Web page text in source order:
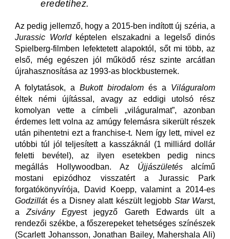
eredetihez.
Az pedig jellemző, hogy a 2015-ben indított új széria, a
Jurassic Worldképtelen elszakadni a legelső dinós
Spielberg-filmben lefektetett alapoktól, sőt mi több, az
első, még egészen jól működő rész szinte arcátlan
újrahasznosítása az 1993-as blockbusternek.
A folytatások, a Bukott birodalom és a Világuralom
éltek némi újítással, avagy az eddigi utolsó rész
komolyan vette a címbeli „világuralmat”, azonban
érdemes lett volna az amúgy felemásra sikerült részek
után pihentetni ezt a franchise-t. Nem így lett, mivel ez
utóbbi túl jól teljesített a kasszáknál (1 milliárd dollár
feletti bevétel), az ilyen esetekben pedig nincs
megállás Hollywoodban. Az Újjászületésalcímű
mostani epizódhoz visszatért a Jurassic Park
forgatókönyvírója, David Koepp, valamint a 2014-es
Godzillát és a Disney alatt készült legjobb Star Warst,
aZsivány Egyest jegyző Gareth Edwards ült a
rendezői székbe, a főszerepeket tehetséges színészek
(Scarlett Johansson, Jonathan Bailey, Mahershala Ali)